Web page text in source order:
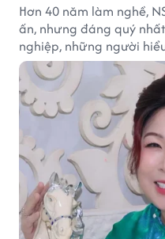
Hơn 40 năm làm nghề,
ấn, nhưng đáng quý
nghiệp, những người
nghệ thuật.